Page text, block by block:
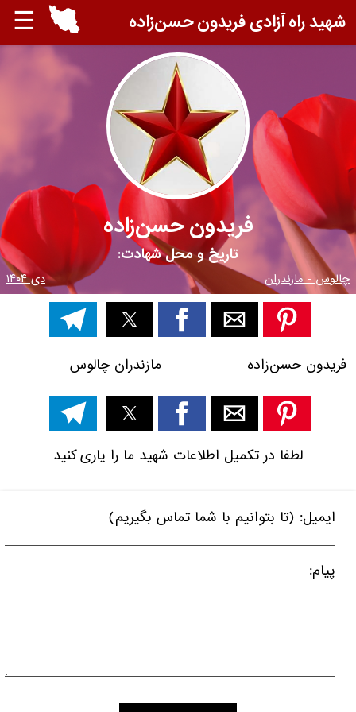
☰ شهید راه آزادی فریدون حسن‌زاده
فریدون حسن‌زاده
تاریخ و محل شهادت:
چالوس - مازندران دی ۱۴۰۴
فریدون ‌حسن‌زاده مازندران چالوس
لطفا در تکمیل اطلاعات شهید ما را یاری کنید
ایمیل: (تا بتوانیم با شما تماس بگیریم)
پیام: